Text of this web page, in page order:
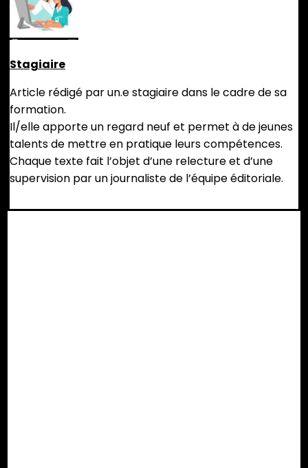
Stagiaire
Article rédigé par un.e stagiaire dans le cadre de sa
formation.
Il/elle apporte un regard neuf et permet à de jeunes
talents de mettre en pratique leurs compétences.
Chaque texte fait l’objet d’une relecture et d’une
supervision par un journaliste de l’équipe éditoriale.